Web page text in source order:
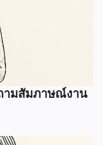
ามสัมภาษณ์งาน